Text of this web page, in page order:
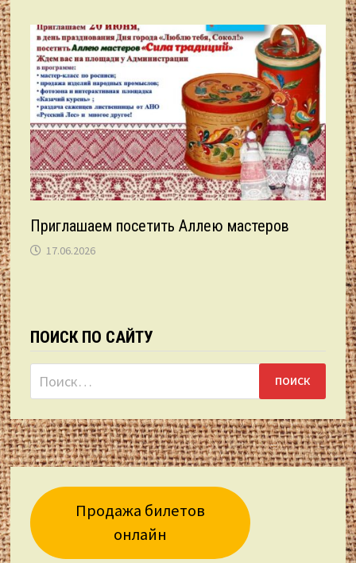
Приглашаем посетить Аллею мастеров
17.06.2026
ПОИСК ПО САЙТУ
Найти:
Продажа билетов
онлайн